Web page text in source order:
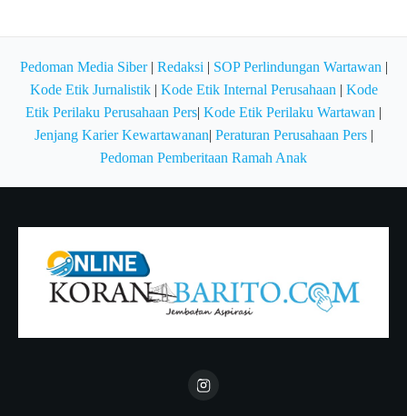
Pedoman Media Siber| Redaksi | SOP Perlindungan Wartawan |
Kode Etik Jurnalistik| Kode Etik Internal Perusahaan | Kode
Etik Perilaku Perusahaan Pers| Kode Etik Perilaku Wartawan |
Jenjang Karier Kewartawanan| Peraturan Perusahaan Pers|
Pedoman Pemberitaan Ramah Anak